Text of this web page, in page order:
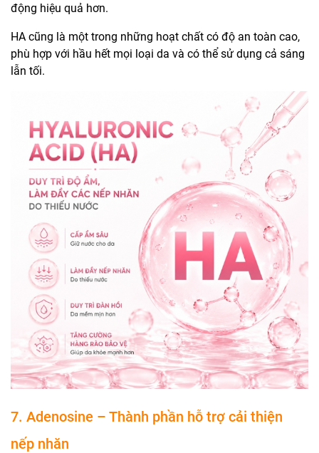
động hiệu quả hơn.
HA cũng là một trong những hoạt chất có độ an toàn cao,
phù hợp với hầu hết mọi loại da và có thể sử dụng cả sáng
lẫn tối.
7. Adenosine – Thành phần hỗ trợ cải thiện
nếp nhăn